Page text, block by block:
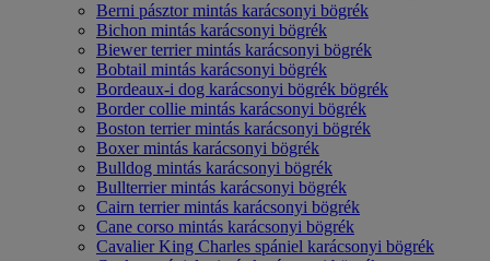
Berni pásztor mintás karácsonyi bögrék
Bichon mintás karácsonyi bögrék
Biewer terrier mintás karácsonyi bögrék
Bobtail mintás karácsonyi bögrék
Bordeaux-i dog karácsonyi bögrék bögrék
Border collie mintás karácsonyi bögrék
Boston terrier mintás karácsonyi bögrék
Boxer mintás karácsonyi bögrék
Bulldog mintás karácsonyi bögrék
Bullterrier mintás karácsonyi bögrék
Cairn terrier mintás karácsonyi bögrék
Cane corso mintás karácsonyi bögrék
Cavalier King Charles spániel karácsonyi bögrék